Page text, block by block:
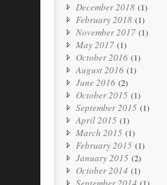
December 2018 (1)
February 2018 (1)
November 2017 (1)
May 2017 (1)
October 2016 (1)
August 2016 (1)
June 2016 (2)
October 2015 (1)
September 2015 (1)
April 2015 (1)
March 2015 (1)
February 2015 (1)
January 2015 (2)
October 2014 (1)